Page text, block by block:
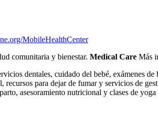
MobileHealthCenter
comunitaria y bienestar. Medical Care Más
dentales, cuidado del bebé, exámenes
recursos para dejar de fumar y servicios de
asesoramiento nutricional y clases de